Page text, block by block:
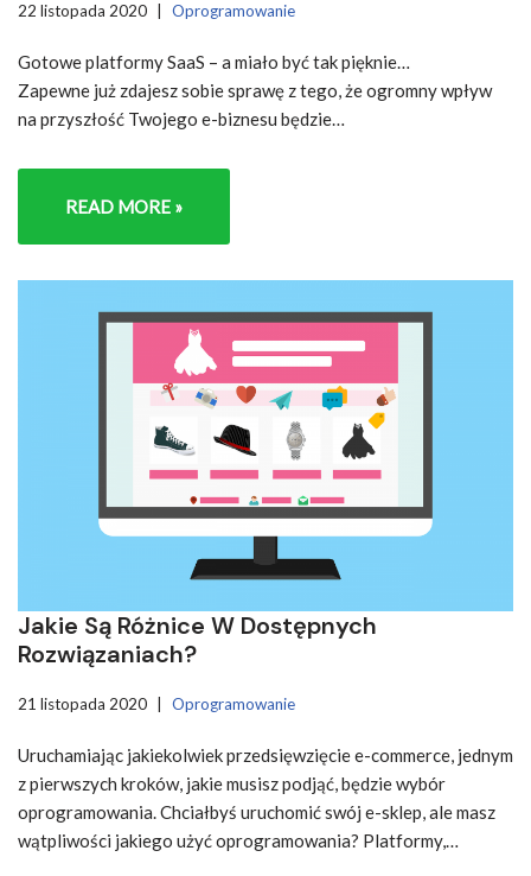
22 listopada 2020 Oprogramowanie
Gotowe platformy SaaS – a miało być tak pięknie…
Zapewne już zdajesz sobie sprawę z tego, że ogromny wpływ
na przyszłość Twojego e-biznesu będzie…
READ MORE »
Jakie Są Różnice W Dostępnych
Rozwiązaniach?
21 listopada 2020 Oprogramowanie
Uruchamiając jakiekolwiek przedsięwzięcie e-commerce, jednym
z pierwszych kroków, jakie musisz podjąć, będzie wybór
oprogramowania. Chciałbyś uruchomić swój e-sklep, ale masz
wątpliwości jakiego użyć oprogramowania? Platformy,…